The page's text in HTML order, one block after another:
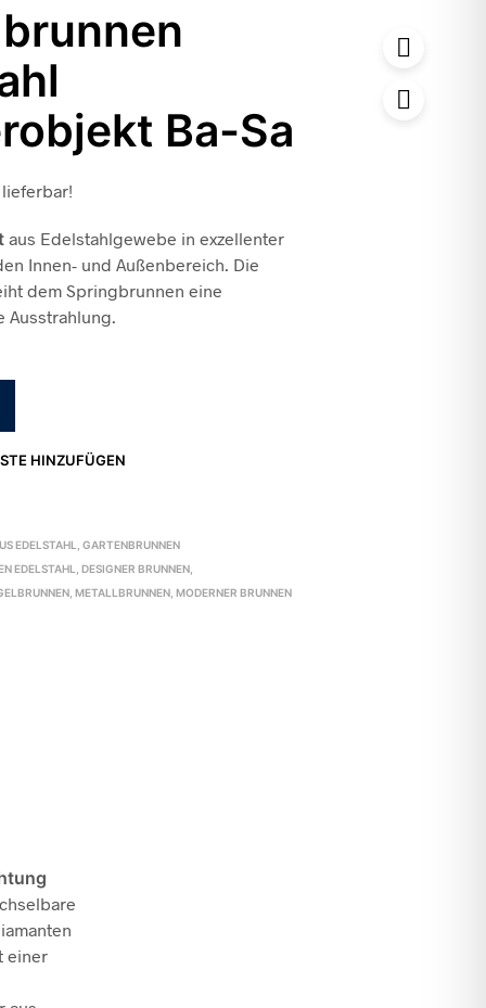
Ba-Sa
aus Edelstahlgewebe in exzellenter
Innen- und Außenbereich. Die
dem Springbrunnen eine
Ausstrahlung.
HINZUFÜGEN
EDELSTAHL ,GARTENBRUNNEN
EDELSTAHL ,DESIGNER BRUNNEN
,METALLBRUNNEN ,MODERNER BRUNNEN
einer